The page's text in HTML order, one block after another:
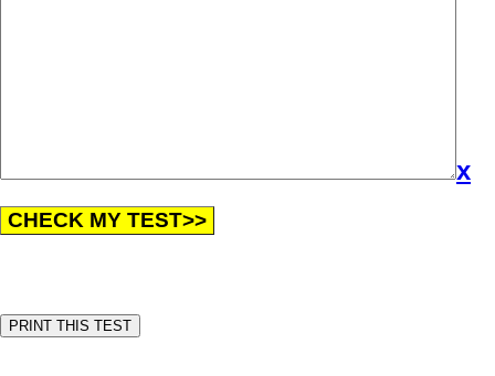
x